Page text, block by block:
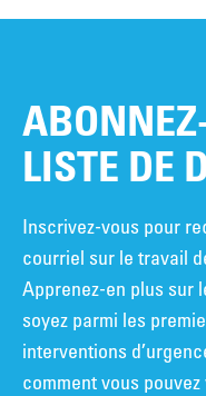
LISTE DE
Inscrivez-vous pour
courriel sur le travail
Apprenez-en plus sur
soyez parmi les
interventions
comment vous